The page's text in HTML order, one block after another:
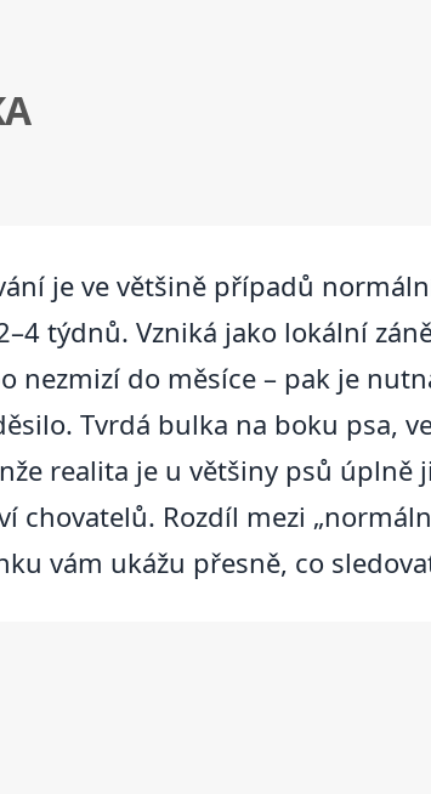
je ve většině případů
týdnů. Vzniká jako lokální
nezmizí do měsíce – pak je
Tvrdá bulka na boku psa,
realita je u většiny psů úplně
Rozdíl mezi
vám ukážu přesně, co